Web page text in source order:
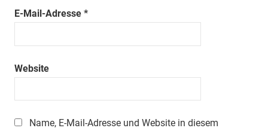
E-Mail-Adresse *
Website
Name, E-Mail-Adresse und Website in diesem